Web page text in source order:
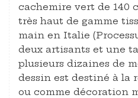
cachemire vert de 140
très haut de gamme
main en Italie
deux artisants et une
plusieurs dizaines de
dessin est destiné à la
ou comme décoration